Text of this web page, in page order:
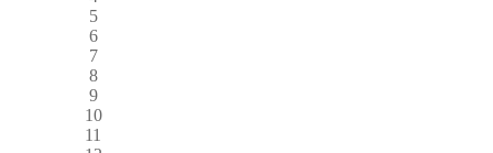
5
6
7
8
9
10
11